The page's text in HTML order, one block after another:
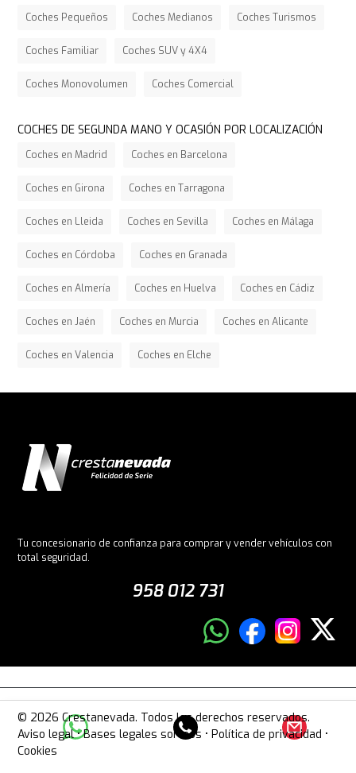
Coches Pequeños Coches Medianos Coches Turismos
Coches Familiar Coches SUV y 4X4
Coches Monovolumen Coches Comercial
COCHES DE SEGUNDA MANO Y OCASIÓN POR LOCALIZACIÓN
Coches en Madrid Coches en Barcelona
Coches en Girona Coches en Tarragona
Coches en Lleida Coches en Sevilla Coches en Málaga
Coches en Córdoba Coches en Granada
Coches en Almería Coches en Huelva Coches en Cádiz
Coches en Jaén Coches en Murcia Coches en Alicante
Coches en Valencia Coches en Elche
Tu concesionario de confianza para comprar y vender vehículos con
total seguridad.
958 012 731
© 2026 Crestanevada. Todos los derechos reservados.
Aviso legal•Bases legales sorteos •Política de privacidad •
Cookies